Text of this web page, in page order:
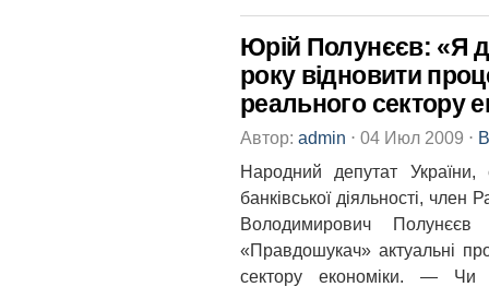
Юрій Полунєєв: «Я
року відновити
реального сектору
Автор: admin ⋅ 04 Июл 2009 ⋅
Народний депутат України,
банківської діяльності,
Володимирович
«Правдошукач» актуальні
сектору економіки. — Чи